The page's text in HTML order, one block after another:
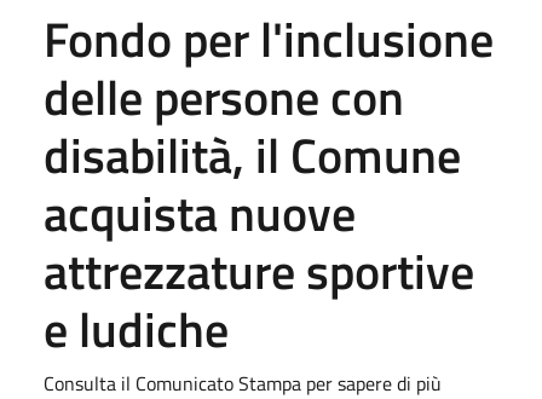
Fondo per l'inclusione
delle persone con
disabilità, il Comune
acquista nuove
attrezzature sportive
e ludiche
Consulta il Comunicato Stampa per sapere di più